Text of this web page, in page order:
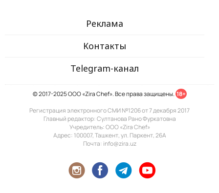
Реклама
Контакты
Telegram-канал
© 2017-2025 ООО «Zira Chef». Все права защищены. 18+
Регистрация электронного СМИ №1206 от 7 декабря 2017
Главный редактор: Султанова Рано Фуркатовна
Учредитель: ООО «Zira Chef»
Адрес: 100007, Ташкент, ул. Паркент, 26А
Почта: info@zira.uz